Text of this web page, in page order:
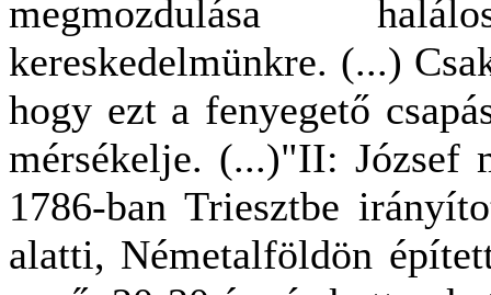
megmozdulása
kereskedelmünkre. (...)
hogy ezt a fenyegető
mérsékelje. (...)"II: József
1786-ban Triesztbe
alatti, Németalföldön